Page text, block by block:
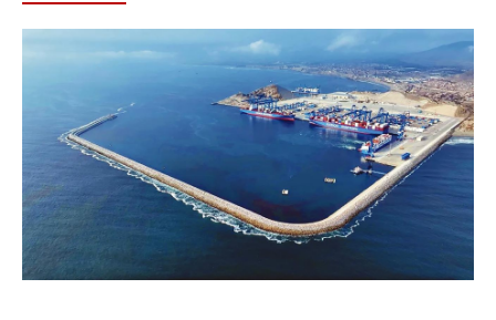
PagePagePage PagePagePage Page